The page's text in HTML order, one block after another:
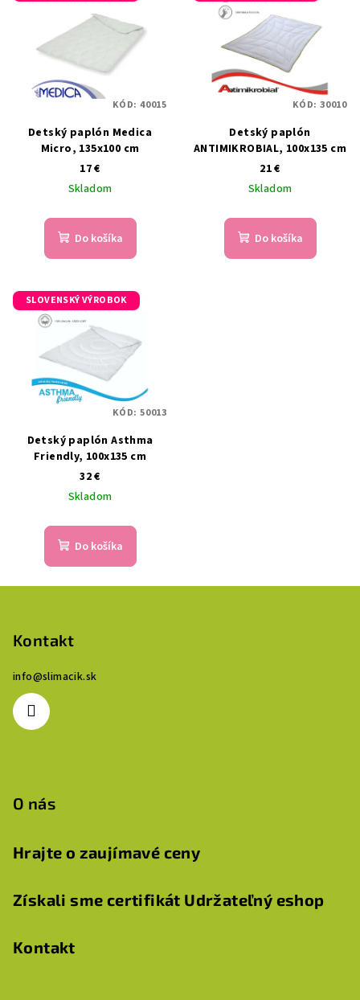
Detský paplón Medica
Micro, 135x100 cm
17 €
Skladom
Do košíka
KÓD: 40015
Detský paplón
ANTIMIKROBIAL, 100x135 cm
21 €
Skladom
Do košíka
KÓD: 30010
SLOVENSKÝ VÝROBOK
Detský paplón Asthma
Friendly, 100x135 cm
32 €
Skladom
Do košíka
KÓD: 50013
Kontakt
info@slimacik.sk
O nás
Hrajte o zaujímavé ceny
Získali sme certifikát Udržateľný eshop
Kontakt